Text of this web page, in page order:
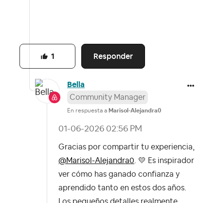
Responder
1
Bella
Community Manager
En respuesta a Marisol-Alejandra0
‎01-06-2026 02:56 PM
Gracias por compartir tu experiencia,
@Marisol-Alejandra0. 💛 Es inspirador
ver cómo has ganado confianza y
aprendido tanto en estos dos años.